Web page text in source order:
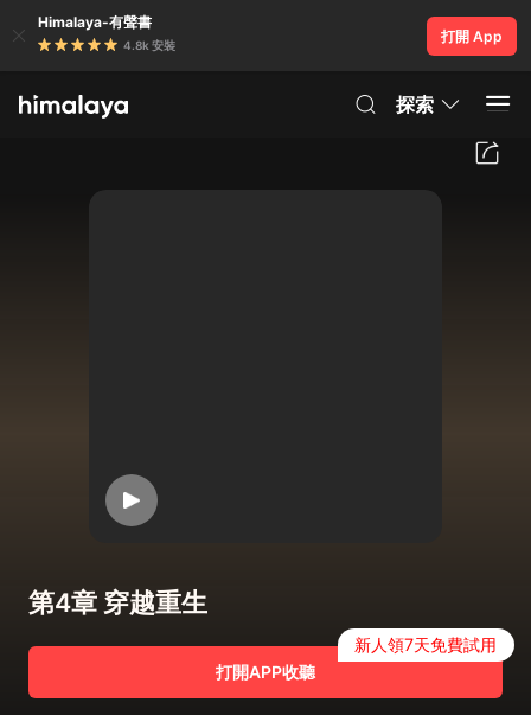
Himalaya-有聲書
4.8k 安裝
打開 App
探索
第4章 穿越重生
打開APP收聽
新人領7天免費試用